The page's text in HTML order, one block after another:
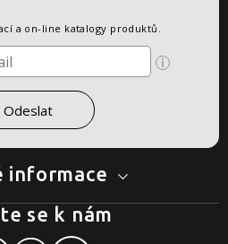
informace
a on-line katalogy produktů.
se k nám